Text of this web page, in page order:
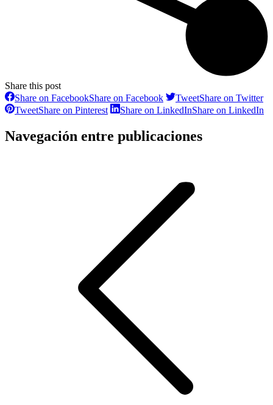
Share this post
Share on FacebookShare on Facebook TweetShare on Twitter
TweetShare on Pinterest Share on LinkedInShare on LinkedIn
Navegación entre publicaciones